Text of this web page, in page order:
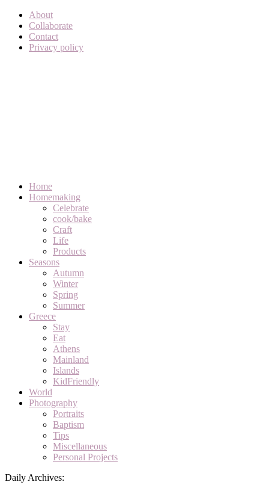
About
Collaborate
Contact
Privacy policy
Home
Homemaking
Celebrate
cook/bake
Craft
Life
Products
Seasons
Autumn
Winter
Spring
Summer
Greece
Stay
Eat
Athens
Mainland
Islands
KidFriendly
World
Photography
Portraits
Baptism
Tips
Miscellaneous
Personal Projects
Daily Archives: